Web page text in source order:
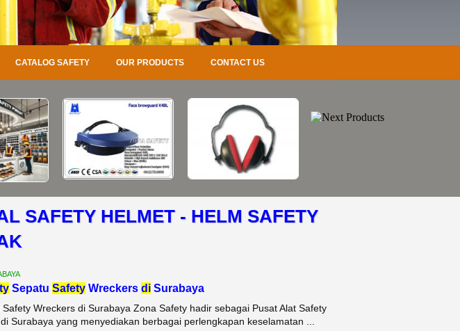
CATALOG SAFETY OUR PRODUCTS CONTACT US
SAFETY HELMET - HELM SAFETY
Sepatu SafetyWreckers diSurabaya
Wreckers di Surabaya Zona Safety hadir sebagai Pusat Alat Safety
Surabaya yang menyediakan berbagai perlengkapan keselamatan ...